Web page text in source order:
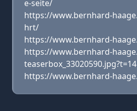
e-seite/
https://www.bernhard-
hrt/
https://www.bernhard-
https://www.bernhard-
https://www.bernhard-